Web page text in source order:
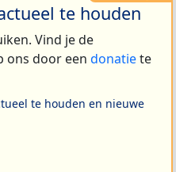
te houden
Vind je de
ons door een donatiete
te houden en nieuwe